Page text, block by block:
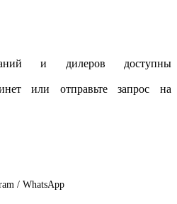
и дилеров доступны
или отправьте запрос на
/ WhatsApp